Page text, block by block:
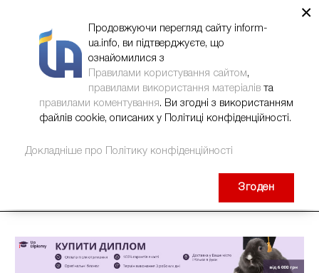
×
Продовжуючи перегляд сайту inform-
ua.info, ви підтверджуєте, що
ознайомилися з
Правилами користування сайтом,
правилами використання матеріалів та
правилами коментування. Ви згодні з використанням
файлів cookie, описаних у Політиці конфіденційності.
Докладніше про Політику конфіденційності
Згоден